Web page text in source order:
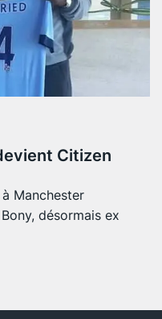
Citizen
Manchester
désormais ex